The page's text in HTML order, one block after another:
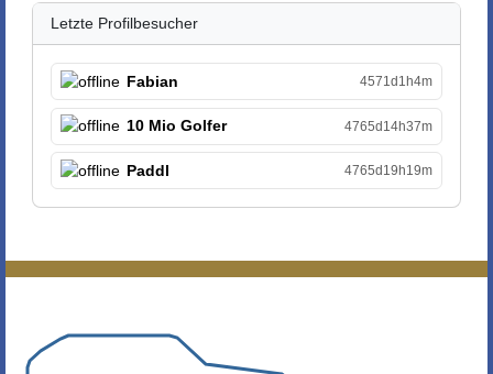
Letzte Profilbesucher
Fabian 4571d1h4m
10 Mio Golfer 4765d14h37m
Paddl 4765d19h19m